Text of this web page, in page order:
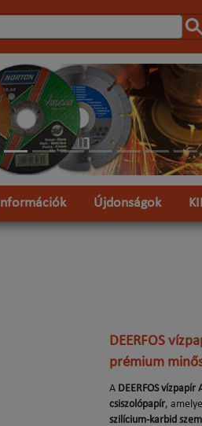
Újdonságok
DEERFOS
prémium
A DEERFOS
csiszolópapír,
szilícium-karbid